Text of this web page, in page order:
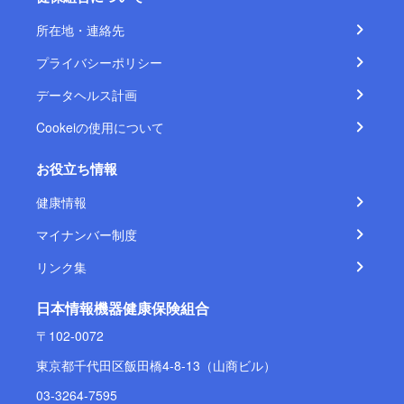
所在地・連絡先
プライバシーポリシー
データヘルス計画
Cookeiの使用について
お役立ち情報
健康情報
マイナンバー制度
リンク集
日本情報機器健康保険組合
〒102-0072
東京都千代田区飯田橋4-8-13（山商ビル）
03-3264-7595